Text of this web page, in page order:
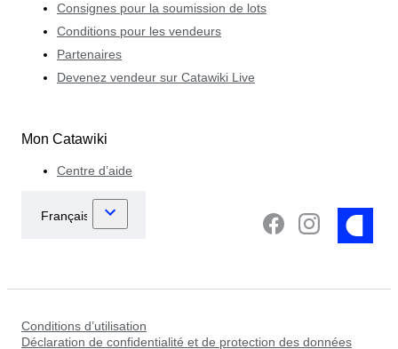
Consignes pour la soumission de lots
Conditions pour les vendeurs
Partenaires
Devenez vendeur sur Catawiki Live
Mon Catawiki
Centre d’aide
Conditions d’utilisation
Déclaration de confidentialité et de protection des données